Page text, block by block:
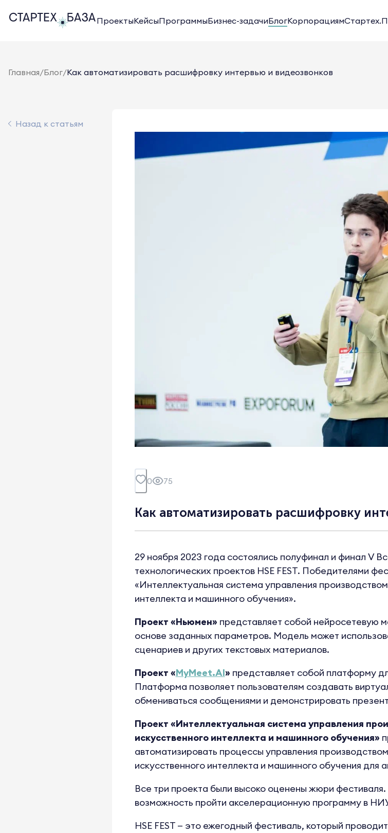
ПроектыКейсыПрограммыБизнес-задачиБлогКорпорациям
Главная/Блог/Как автоматизировать расшифровку интервью и видеозвонков
Назад к статьям
0 75
Как автоматизировать расшифровку
29 ноября 2023 года состоялись полуфинал и финал V
технологических проектов HSE FEST. Победителями
«Интеллектуальная система управления
интеллекта и машинного обучения».
Проект «Ньюмен» представляет собой нейросетевую
основе заданных параметров. Модель может
сценариев и других текстовых материалов.
Проект «MyMeet.AI» представляет собой платформу
Платформа позволяет пользователям создавать
обмениваться сообщениями и демонстрировать
Проект «Интеллектуальная система управления
искусственного интеллекта и машинного обучения»
автоматизировать процессы управления
искусственного интеллекта и машинного обучения для
Все три проекта были высоко оценены жюри
возможность пройти акселерационную программу в
HSE FEST — это ежегодный фестиваль, который